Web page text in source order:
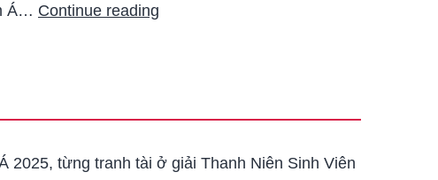
Á… Continue reading
2025, từng tranh tài ở giải Thanh Niên Sinh Viên